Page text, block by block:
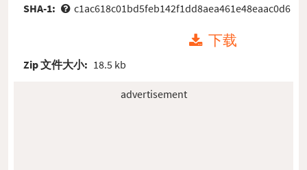
SHA-1:
c1ac618c01bd5feb142f1dd8aea461e48eaac0d6
下载
Zip 文件大小: 18.5 kb
advertisement